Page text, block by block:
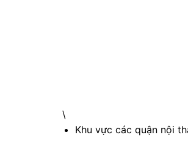
\
Khu vực các quận nội